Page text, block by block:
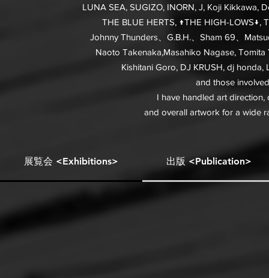
LUNA SEA, SUGIZO, INORN, J, Koji Kikkawa,
THE BLUE HERTS, ↑THE HIGH-LOWS↓,
Johnny Thunders、G.B.H.、Sham 69、
Naoto Takenaka,Masahiko Nagase, Tomita
Kishitani Goro, DJ KRUSH, dj
and those
I have handled art
and overall artwork for a wide
展覧会 <Exhibitions> 出版 <Publication>